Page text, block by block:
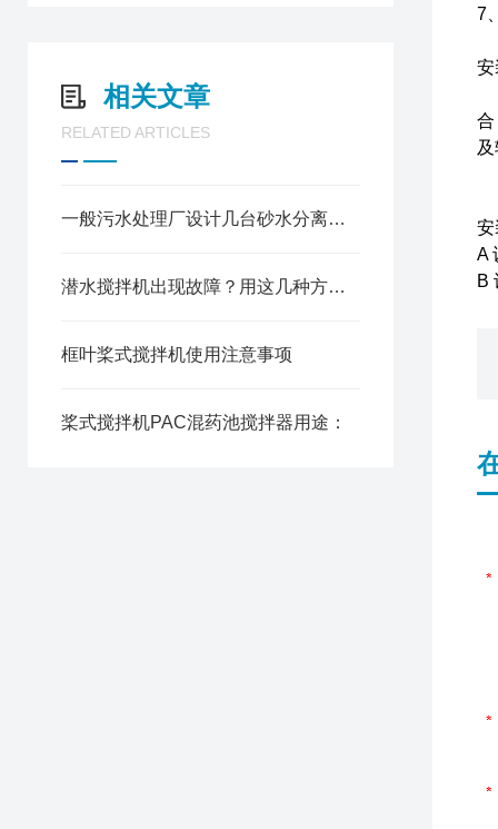
相关文章
RELATED ARTICLES
一般污水处理厂设计几台砂水分离器，原因是什么？
潜水搅拌机出现故障？用这几种方法依次排查
框叶桨式搅拌机使用注意事项
桨式搅拌机PAC混药池搅拌器用途：
7
安
合
安
A
B